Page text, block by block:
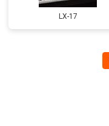
LX-17